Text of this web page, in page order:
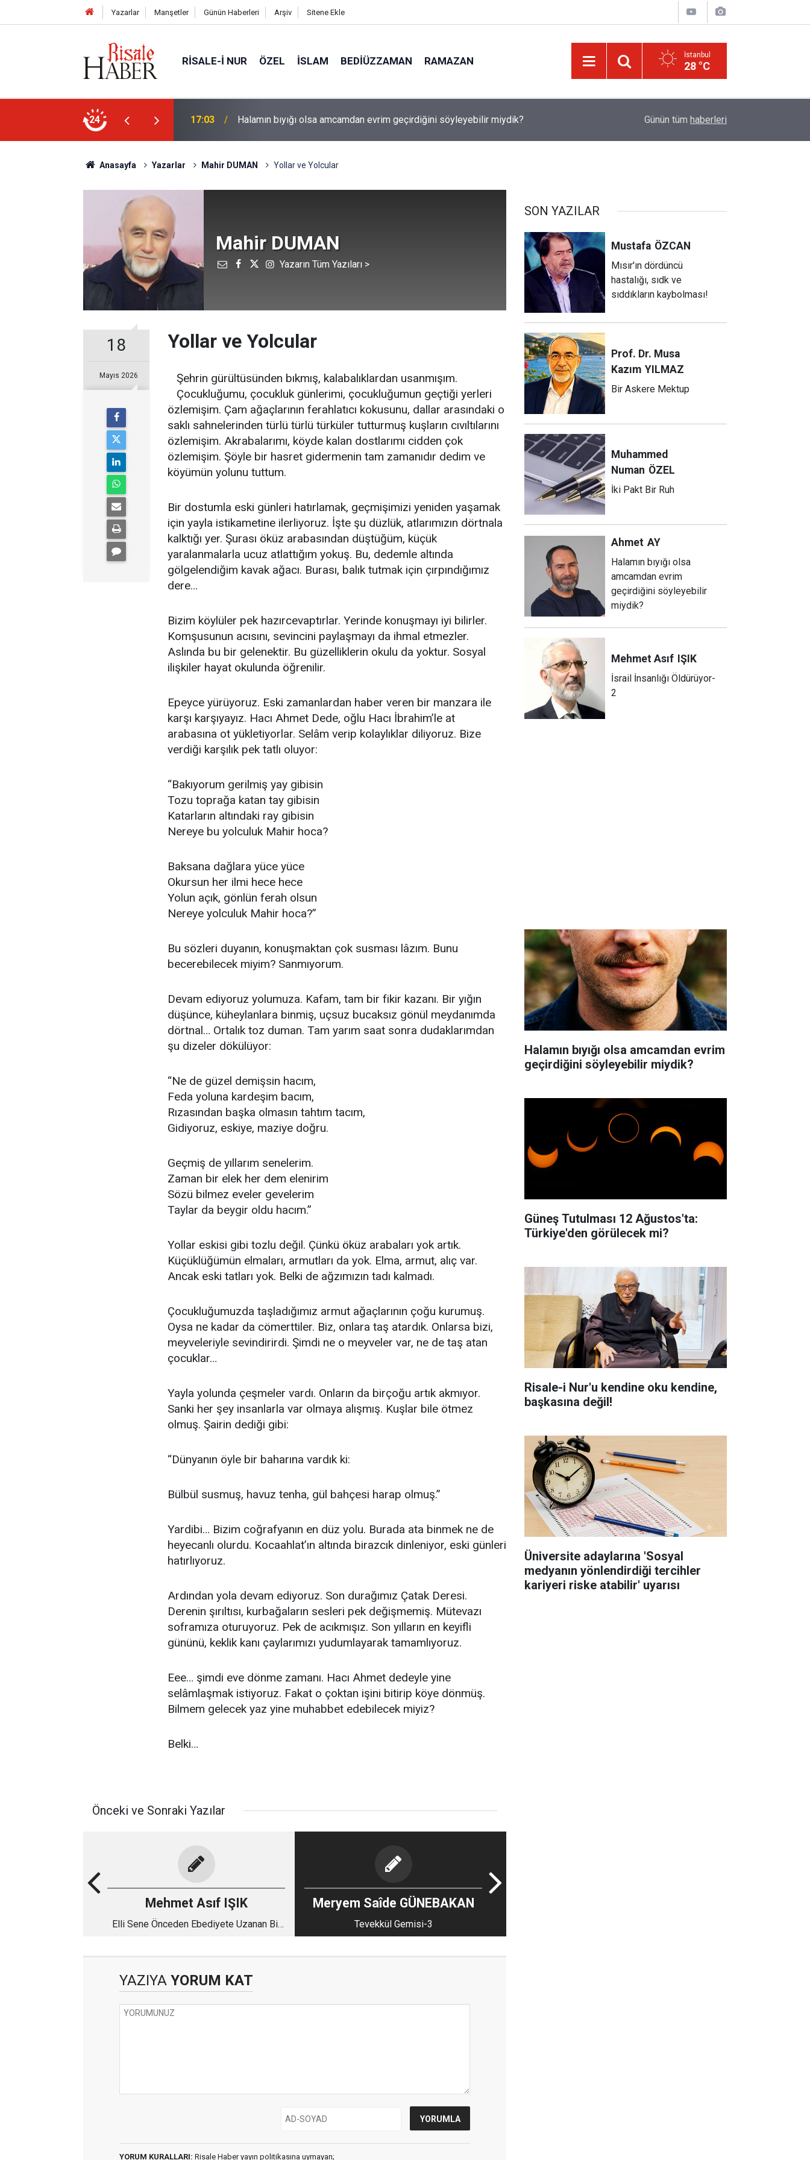
Yazarlar Manşetler Günün Haberleri Arşiv Sitene Ekle
RISALE-I NUR ÖZEL İSLAM BEDIÜZZAMAN RAMAZAN İstanbul
28 °C
24
geçirdiğini söyleyebilir miydik? 16:05 Güneş Tutulması 12 Ağustos'ta: Türkiye'den görülecek mi? Risale-i Nur'u kendine oku kendine, başkasına
Günün tüm haberleri
Anasayfa Yazarlar Mahir DUMAN Yollar ve Yolcular
Mahir DUMAN
Yazarın Tüm Yazıları >
18
Mayıs 2026
Yollar ve Yolcular
Şehrin gürültüsünden bıkmış, kalabalıklardan usanmışım.
Çocukluğumu, çocukluk günlerimi, çocukluğumun geçtiği yerleri
özlemişim. Çam ağaçlarının ferahlatıcı kokusunu, dallar arasındaki o
saklı sahnelerinden türlü türlü türküler tutturmuş kuşların cıvıltılarını
özlemişim. Akrabalarımı, köyde kalan dostlarımı cidden çok
özlemişim. Şöyle bir hasret gidermenin tam zamanıdır dedim ve
köyümün yolunu tuttum.
Bir dostumla eski günleri hatırlamak, geçmişimizi yeniden yaşamak
için yayla istikametine ilerliyoruz. İşte şu düzlük, atlarımızın dörtnala
kalktığı yer. Şurası öküz arabasından düştüğüm, küçük
yaralanmalarla ucuz atlattığım yokuş. Bu, dedemle altında
gölgelendiğim kavak ağacı. Burası, balık tutmak için çırpındığımız
dere…
Bizim köylüler pek hazırcevaptırlar. Yerinde konuşmayı iyi bilirler.
Komşusunun acısını, sevincini paylaşmayı da ihmal etmezler.
Aslında bu bir gelenektir. Bu güzelliklerin okulu da yoktur. Sosyal
ilişkiler hayat okulunda öğrenilir.
Epeyce yürüyoruz. Eski zamanlardan haber veren bir manzara ile
karşı karşıyayız. Hacı Ahmet Dede, oğlu Hacı İbrahim’le at
arabasına ot yükletiyorlar. Selâm verip kolaylıklar diliyoruz. Bize
verdiği karşılık pek tatlı oluyor:
“Bakıyorum gerilmiş yay gibisin
Tozu toprağa katan tay gibisin
Katarların altındaki ray gibisin
Nereye bu yolculuk Mahir hoca?
Baksana dağlara yüce yüce
Okursun her ilmi hece hece
Yolun açık, gönlün ferah olsun
Nereye yolculuk Mahir hoca?”
Bu sözleri duyanın, konuşmaktan çok susması lâzım. Bunu
becerebilecek miyim? Sanmıyorum.
Devam ediyoruz yolumuza. Kafam, tam bir fikir kazanı. Bir yığın
düşünce, küheylanlara binmiş, uçsuz bucaksız gönül meydanımda
dörtnal… Ortalık toz duman. Tam yarım saat sonra dudaklarımdan
şu dizeler dökülüyor:
“Ne de güzel demişsin hacım,
Feda yoluna kardeşim bacım,
Rızasından başka olmasın tahtım tacım,
Gidiyoruz, eskiye, maziye doğru.
Geçmiş de yıllarım senelerim.
Zaman bir elek her dem elenirim
Sözü bilmez eveler gevelerim
Taylar da beygir oldu hacım.”
Yollar eskisi gibi tozlu değil. Çünkü öküz arabaları yok artık.
Küçüklüğümün elmaları, armutları da yok. Elma, armut, alıç var.
Ancak eski tatları yok. Belki de ağzımızın tadı kalmadı.
Çocukluğumuzda taşladığımız armut ağaçlarının çoğu kurumuş.
Oysa ne kadar da cömerttiler. Biz, onlara taş atardık. Onlarsa bizi,
meyveleriyle sevindirirdi. Şimdi ne o meyveler var, ne de taş atan
çocuklar…
Yayla yolunda çeşmeler vardı. Onların da birçoğu artık akmıyor.
Sanki her şey insanlarla var olmaya alışmış. Kuşlar bile ötmez
olmuş. Şairin dediği gibi:
“Dünyanın öyle bir baharına vardık ki:
Bülbül susmuş, havuz tenha, gül bahçesi harap olmuş.”
Yardibi… Bizim coğrafyanın en düz yolu. Burada ata binmek ne de
heyecanlı olurdu. Kocaahlat’ın altında birazcık dinleniyor, eski günleri
hatırlıyoruz.
Ardından yola devam ediyoruz. Son durağımız Çatak Deresi.
Derenin şırıltısı, kurbağaların sesleri pek değişmemiş. Mütevazı
soframıza oturuyoruz. Pek de acıkmışız. Son yılların en keyifli
gününü, keklik kanı çaylarımızı yudumlayarak tamamlıyoruz.
Eee… şimdi eve dönme zamanı. Hacı Ahmet dedeyle yine
selâmlaşmak istiyoruz. Fakat o çoktan işini bitirip köye dönmüş.
Bilmem gelecek yaz yine muhabbet edebilecek miyiz?
Belki…
Önceki ve Sonraki Yazılar
Mehmet Asıf IŞIK
Elli Sene Önceden Ebediyete Uzanan Bir
Meryem Saîde GÜNEBAKAN
Tevekkül Gemisi-3
YAZIYA YORUM KAT
YORUM KURALLARI: Risale Haber yayın politikasına uymayan;
SON YAZILAR
Mustafa ÖZCAN
Mısır'ın dördüncü
hastalığı, sıdk ve
sıddıkların kaybolması!
Prof. Dr. Musa
Kazım YILMAZ
Bir Askere Mektup
Muhammed
Numan ÖZEL
İki Pakt Bir Ruh
Ahmet AY
Halamın bıyığı olsa
amcamdan evrim
geçirdiğini söyleyebilir
miydik?
Mehmet Asıf IŞIK
İsrail İnsanlığı Öldürüyor-
2
Halamın bıyığı olsa amcamdan evrim
geçirdiğini söyleyebilir miydik?
Güneş Tutulması 12 Ağustos'ta:
Türkiye'den görülecek mi?
Risale-i Nur'u kendine oku kendine,
başkasına değil!
Üniversite adaylarına 'Sosyal
medyanın yönlendirdiği tercihler
kariyeri riske atabilir' uyarısı